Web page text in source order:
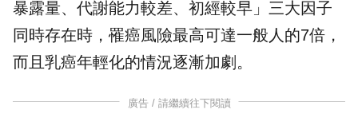
暴露量、代謝能力較差、 初經較早」三大因子
同時存在時，罹癌風險最高可達一般人的7倍，
而且 乳癌年輕化的情況逐漸加劇。
廣告 / 請繼續往下閱讀